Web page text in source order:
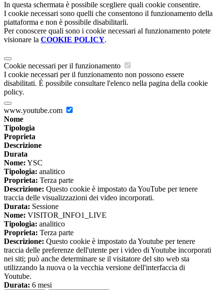
In questa schermata è possibile scegliere quali cookie consentire.
I cookie necessari sono quelli che consentono il funzionamento della
piattaforma e non è possibile disabilitarli.
Per conoscere quali sono i cookie necessari al funzionamento potete
visionare la COOKIE POLICY.
Cookie necessari per il funzionamento
I cookie necessari per il funzionamento non possono essere
disabilitati. È possibile consultare l'elenco nella pagina della cookie
policy.
www.youtube.com
Nome
Tipologia
Proprieta
Descrizione
Durata
Nome: YSC
Tipologia: analitico
Proprieta: Terza parte
Descrizione: Questo cookie è impostato da YouTube per tenere
traccia delle visualizzazioni dei video incorporati.
Durata: Sessione
Nome: VISITOR_INFO1_LIVE
Tipologia: analitico
Proprieta: Terza parte
Descrizione: Questo cookie è impostato da Youtube per tenere
traccia delle preferenze dell'utente per i video di Youtube incorporati
nei siti; può anche determinare se il visitatore del sito web sta
utilizzando la nuova o la vecchia versione dell'interfaccia di
Youtube.
Durata: 6 mesi